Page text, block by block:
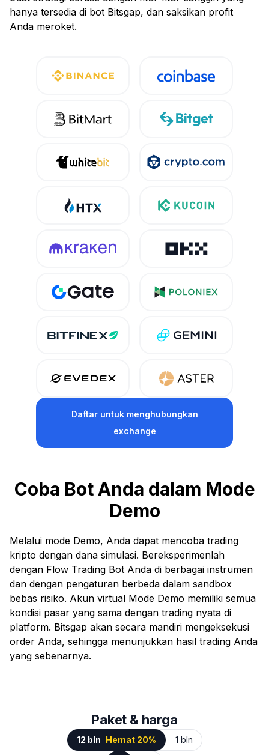
hanya tersedia di bot Bitsgap, dan saksikan profit
Anda meroket.
Daftaruntuk menghubungkan
exchange
Coba Bot Anda dalam Mode
Demo
Melalui mode Demo, Anda dapat mencoba trading
kripto dengan dana simulasi. Bereksperimenlah
dengan Flow Trading Bot Anda di berbagai instrumen
dan dengan pengaturan berbeda dalam sandbox
bebas risiko. Akun virtual Mode Demo memiliki semua
kondisi pasar yang sama dengan trading nyata di
platform. Bitsgap akan secara mandiri mengeksekusi
order Anda, sehingga menunjukkan hasil trading Anda
yang sebenarnya.
Paket & harga
12 bln Hemat 20% 1 bln